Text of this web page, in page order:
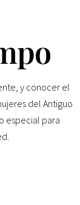
y conocer el
del Antiguo
especial para